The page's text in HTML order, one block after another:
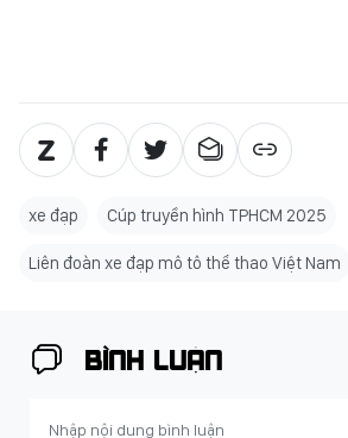
xe đạp Cúp truyền hình TPHCM 2025
Liên đoàn xe đạp mô tô thể thao Việt Nam
BÌNH LUẬN